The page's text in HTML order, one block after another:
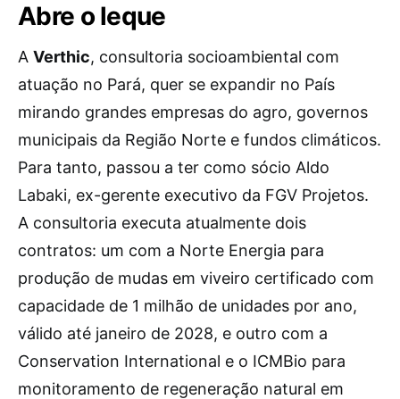
Abre o leque
A Verthic, consultoria socioambiental com
atuação no Pará, quer se expandir no País
mirando grandes empresas do agro, governos
municipais da Região Norte e fundos climáticos.
Para tanto, passou a ter como sócio Aldo
Labaki, ex-gerente executivo da FGV Projetos.
A consultoria executa atualmente dois
contratos: um com a Norte Energia para
produção de mudas em viveiro certificado com
capacidade de 1 milhão de unidades por ano,
válido até janeiro de 2028, e outro com a
Conservation International e o ICMBio para
monitoramento de regeneração natural em